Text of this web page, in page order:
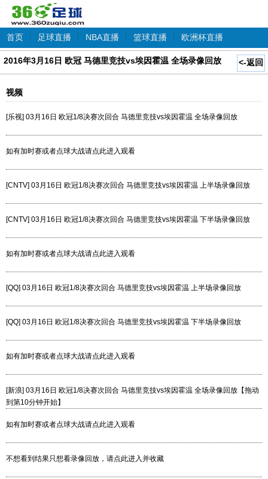
首页 足球直播 NBA直播 篮球直播 欧洲杯直播
<-返回
2016年3月16日 欧冠 马德里竞技vs埃因霍温 全场录像回放
视频
[乐视] 03月16日 欧冠1/8决赛次回合 马德里竞技vs埃因霍温 全场录像回放
如有加时赛或者点球大战请点此进入观看
[CNTV] 03月16日 欧冠1/8决赛次回合 马德里竞技vs埃因霍温 上半场录像回放
[CNTV] 03月16日 欧冠1/8决赛次回合 马德里竞技vs埃因霍温 下半场录像回放
如有加时赛或者点球大战请点此进入观看
[QQ] 03月16日 欧冠1/8决赛次回合 马德里竞技vs埃因霍温 上半场录像回放
[QQ] 03月16日 欧冠1/8决赛次回合 马德里竞技vs埃因霍温 下半场录像回放
如有加时赛或者点球大战请点此进入观看
[新浪] 03月16日 欧冠1/8决赛次回合 马德里竞技vs埃因霍温 全场录像回放【拖动
到第10分钟开始】
如有加时赛或者点球大战请点此进入观看
不想看到结果只想看录像回放，请点此进入并收藏